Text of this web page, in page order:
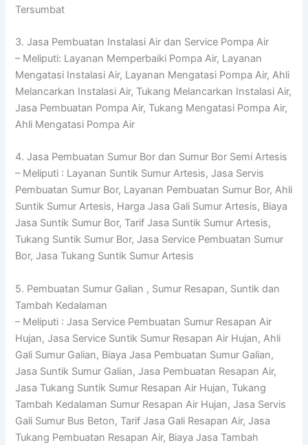
Tersumbat
3. Jasa Pembuatan Instalasi Air dan Service Pompa Air
– Meliputi: Layanan Memperbaiki Pompa Air, Layanan
Mengatasi Instalasi Air, Layanan Mengatasi Pompa Air, Ahli
Melancarkan Instalasi Air, Tukang Melancarkan Instalasi Air,
Jasa Pembuatan Pompa Air, Tukang Mengatasi Pompa Air,
Ahli Mengatasi Pompa Air
4. Jasa Pembuatan Sumur Bor dan Sumur Bor Semi Artesis
– Meliputi : Layanan Suntik Sumur Artesis, Jasa Servis
Pembuatan Sumur Bor, Layanan Pembuatan Sumur Bor, Ahli
Suntik Sumur Artesis, Harga Jasa Gali Sumur Artesis, Biaya
Jasa Suntik Sumur Bor, Tarif Jasa Suntik Sumur Artesis,
Tukang Suntik Sumur Bor, Jasa Service Pembuatan Sumur
Bor, Jasa Tukang Suntik Sumur Artesis
5. Pembuatan Sumur Galian , Sumur Resapan, Suntik dan
Tambah Kedalaman
– Meliputi : Jasa Service Pembuatan Sumur Resapan Air
Hujan, Jasa Service Suntik Sumur Resapan Air Hujan, Ahli
Gali Sumur Galian, Biaya Jasa Pembuatan Sumur Galian,
Jasa Suntik Sumur Galian, Jasa Pembuatan Resapan Air,
Jasa Tukang Suntik Sumur Resapan Air Hujan, Tukang
Tambah Kedalaman Sumur Resapan Air Hujan, Jasa Servis
Gali Sumur Bus Beton, Tarif Jasa Gali Resapan Air, Jasa
Tukang Pembuatan Resapan Air, Biaya Jasa Tambah